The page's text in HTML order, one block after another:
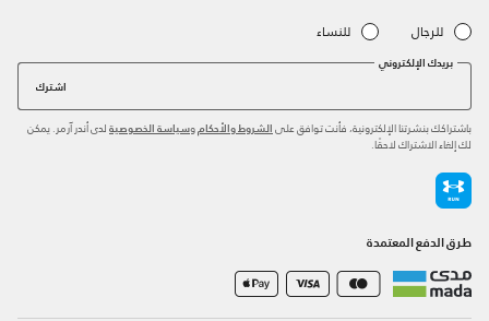
للرجال للنساء
بريدك الإلكتروني
اشترك
باشتراكك بنشرتنا الإلكترونية، فأنت توافق على الشروط والأحكام وسياسة الخصوصية لدى أندر آرمر. يمكن
لك إلغاء الاشتراك لاحقًا.
طرق الدفع المعتمدة